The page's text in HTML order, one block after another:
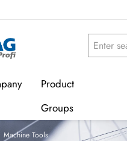
Product
Groups
Machine Tools